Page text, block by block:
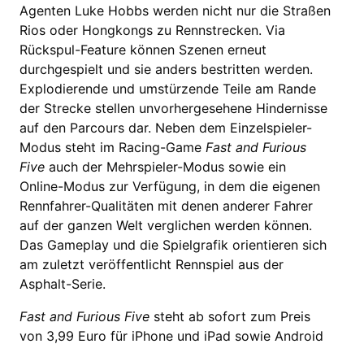
Agenten Luke Hobbs werden nicht nur die Straßen
Rios oder Hongkongs zu Rennstrecken. Via
Rückspul-Feature können Szenen erneut
durchgespielt und sie anders bestritten werden.
Explodierende und umstürzende Teile am Rande
der Strecke stellen unvorhergesehene Hindernisse
auf den Parcours dar. Neben dem Einzelspieler-
Modus steht im Racing-Game Fast and Furious
Five auch der Mehrspieler-Modus sowie ein
Online-Modus zur Verfügung, in dem die eigenen
Rennfahrer-Qualitäten mit denen anderer Fahrer
auf der ganzen Welt verglichen werden können.
Das Gameplay und die Spielgrafik orientieren sich
am zuletzt veröffentlicht Rennspiel aus der
Asphalt-Serie.
Fast and Furious Five steht ab sofort zum Preis
von 3,99 Euro für iPhone und iPad sowie Android